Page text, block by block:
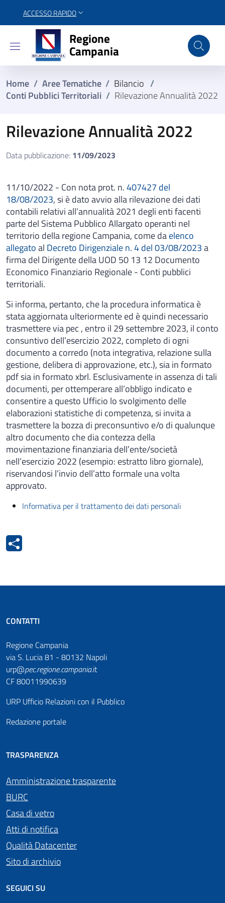
ACCESSO RAPIDO
Regione Campania
Regione
Campania
Home / Aree Tematiche / Bilancio /
Conti Pubblici Territoriali / Rilevazione Annualità 2022
Rilevazione Annualità 2022
Data pubblicazione: 11/09/2023
11/10/2022 - Con nota prot. n.407427 del
18/08/2023, si è dato avvio alla rilevazione dei dati
contabili relativi all’annualità 2021 degli enti facenti
parte del Sistema Pubblico Allargato operanti nel
territorio della regione Campania, come daelenco
allegatoal Decreto Dirigenziale n. 4 del 03/08/2023a
firma del Dirigente della UOD 50 13 12 Documento
Economico Finanziario Regionale - Conti pubblici
territoriali.
Si informa, pertanto, che la procedura informatica è
stata aggiornata ulteriormente ed è quindi necessario
trasmettere via pec , entro il 29 settembre 2023, il conto
consuntivo dell’esercizio 2022, completo di ogni
documento a corredo (nota integrativa, relazione sulla
gestione, delibera di approvazione, etc.), sia in formato
pdf sia in formato xbrl. Esclusivamente in assenza di tali
documenti, per ottemperare all’obbligo indicato e
consentire a questo Ufficio lo svolgimento delle
elaborazioni statistiche di competenza, si invita a
trasmettere la bozza di preconsuntivo e/o di qualunque
altro documento che dia contezza della
movimentazione finanziaria dell’ente/società
nell’esercizio 2022 (esempio: estratto libro giornale),
riservandosi l’invio dell’atto formale una volta
approvato.
Informativa per il trattamento dei dati personali
CONTATTI
Regione Campania
via S. Lucia 81 - 80132 Napoli
urp@pec.regione.campania.it
CF 80011990639
URP Ufficio Relazioni con il Pubblico
Redazione portale
TRASPARENZA
Amministrazione trasparente
BURC
Casa di vetro
Atti di notifica
Qualità Datacenter
Sito di archivio
SEGUICI SU